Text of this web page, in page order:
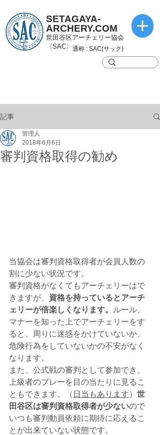
SETAGAYA-
ARCHERY.COM
世田谷区アーチェリー協会
〈SAC〉 通称 : SAC(サック)
記事
審判資格取得の勧め
管理人
2018年6月6日
当協会は審判資格取得者が会員人数の
割に少ない状況です。
審判資格がなくてもアーチェリーはで
きますが、 資格を持っているとアーチ
ェリーが倍楽しくなります。
ルール、
マナーを知った上でアーチェリーをす
ると、周りに迷惑をかけていないか、
危険行為をしていないかの不安がなく
なります。
また、公式戦の審判として参加でき、
上級者のプレーを目の当たりに見るこ
ともできます。（ 日当もあります） 世
田谷区は審判資格取得者が少ないので
いつも審判動員依頼に期待に応えるこ
とが出来ていない状態です。